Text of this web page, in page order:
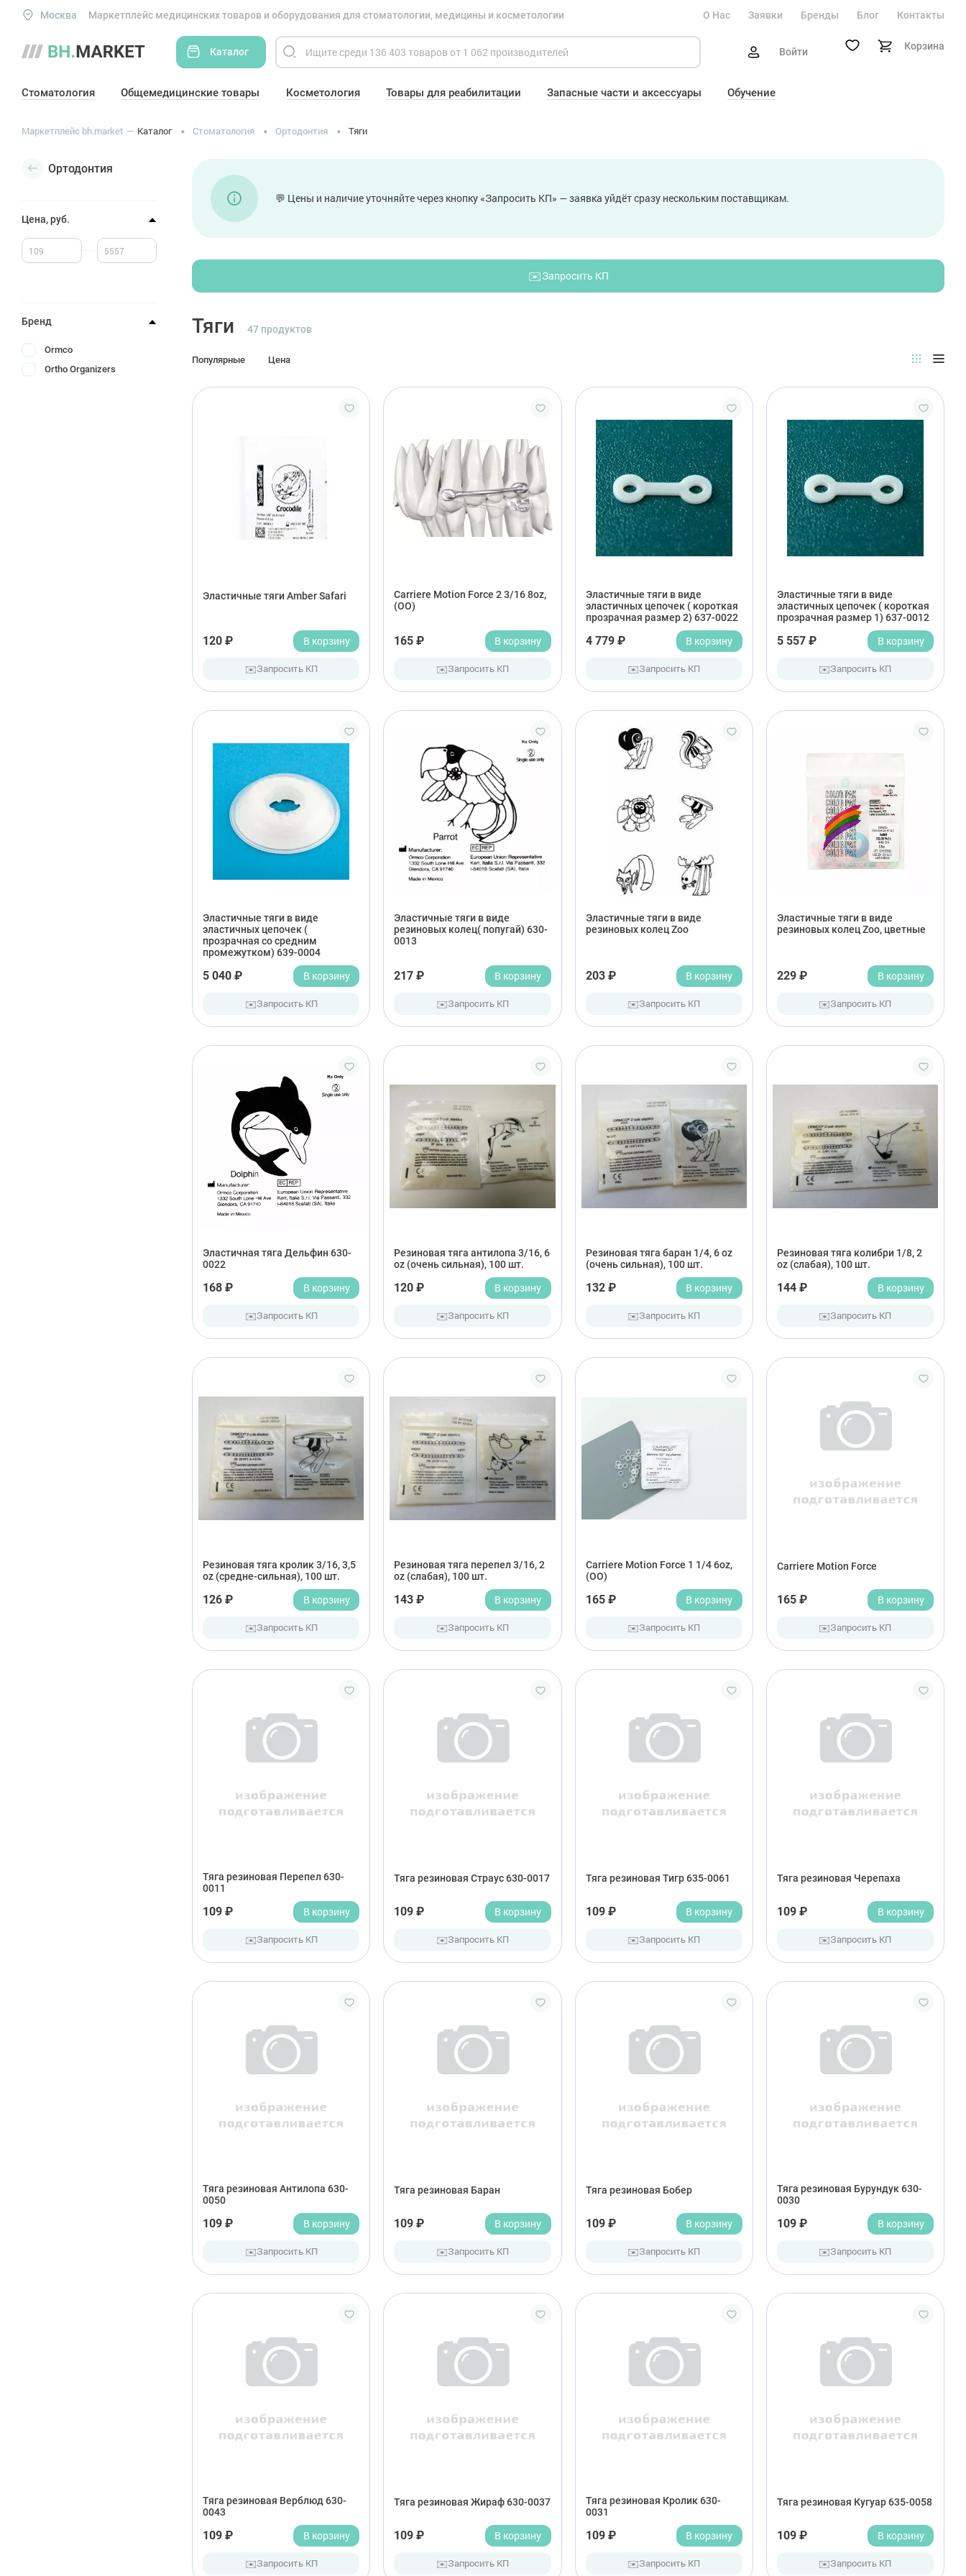
Москва Маркетплейс медицинских товаров и оборудования для стоматологии, медицины и косметологии О Нас Заявки Бренды Блог Контакты
Каталог Войти Корзина
Стоматология Общемедицинские товары Косметология Товары для реабилитации Запасные части и аксессуары Обучение
Маркетплейс bh.market Каталог Стоматология Ортодонтия Тяги
Ортодонтия
Цена, руб.
Бренд
Ormco
Ortho Organizers
💬 Цены и наличие уточняйте через кнопку «Запросить КП» — заявка уйдёт сразу нескольким поставщикам.
✉️Запросить КП
Тяги 47 продуктов
Популярные Цена
Эластичные тяги Amber Safari
120 ₽ В корзину
✉️Запросить КП
Carriere Motion Force 2 3/16 8oz,
(OO)
165 ₽ В корзину
✉️Запросить КП
Эластичные тяги в виде
эластичных цепочек ( короткая
прозрачная размер 2) 637-0022
4 779 ₽ В корзину
✉️Запросить КП
Эластичные тяги в виде
эластичных цепочек ( короткая
прозрачная размер 1) 637-0012
5 557 ₽ В корзину
✉️Запросить КП
Эластичные тяги в виде
эластичных цепочек (
прозрачная со средним
промежутком) 639-0004
5 040 ₽ В корзину
✉️Запросить КП
Эластичные тяги в виде
резиновых колец( попугай) 630-
0013
217 ₽ В корзину
✉️Запросить КП
Эластичные тяги в виде
резиновых колец Zoo
203 ₽ В корзину
✉️Запросить КП
Эластичные тяги в виде
резиновых колец Zoo, цветные
229 ₽ В корзину
✉️Запросить КП
Эластичная тяга Дельфин 630-
0022
168 ₽ В корзину
✉️Запросить КП
Резиновая тяга антилопа 3/16, 6
oz (очень сильная), 100 шт.
120 ₽ В корзину
✉️Запросить КП
Резиновая тяга баран 1/4, 6 oz
(очень сильная), 100 шт.
132 ₽ В корзину
✉️Запросить КП
Резиновая тяга колибри 1/8, 2
oz (слабая), 100 шт.
144 ₽ В корзину
✉️Запросить КП
Резиновая тяга кролик 3/16, 3,5
oz (средне-сильная), 100 шт.
126 ₽ В корзину
✉️Запросить КП
Резиновая тяга перепел 3/16, 2
oz (слабая), 100 шт.
143 ₽ В корзину
✉️Запросить КП
Carriere Motion Force 1 1/4 6oz,
(OO)
165 ₽ В корзину
✉️Запросить КП
Carriere Motion Force
165 ₽ В корзину
✉️Запросить КП
Тяга резиновая Перепел 630-
0011
109 ₽ В корзину
✉️Запросить КП
Тяга резиновая Страус 630-0017
109 ₽ В корзину
✉️Запросить КП
Тяга резиновая Тигр 635-0061
109 ₽ В корзину
✉️Запросить КП
Тяга резиновая Черепаха
109 ₽ В корзину
✉️Запросить КП
Тяга резиновая Антилопа 630-
0050
109 ₽ В корзину
✉️Запросить КП
Тяга резиновая Баран
109 ₽ В корзину
✉️Запросить КП
Тяга резиновая Бобер
109 ₽ В корзину
✉️Запросить КП
Тяга резиновая Бурундук 630-
0030
109 ₽ В корзину
✉️Запросить КП
Тяга резиновая Верблюд 630-
0043
109 ₽ В корзину
✉️Запросить КП
Тяга резиновая Жираф 630-0037
109 ₽ В корзину
✉️Запросить КП
Тяга резиновая Кролик 630-
0031
109 ₽ В корзину
✉️Запросить КП
Тяга резиновая Кугуар 635-0058
109 ₽ В корзину
✉️Запросить КП